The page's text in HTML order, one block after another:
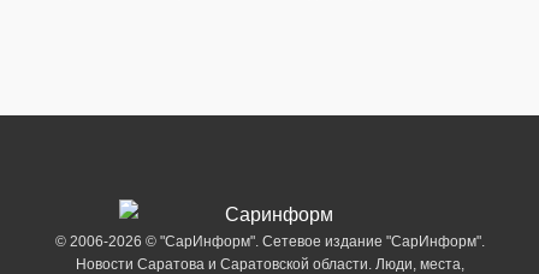
© 2006-2026 © "СарИнформ". Сетевое издание "СарИнформ".
Новости Саратова и Саратовской области. Люди, места,